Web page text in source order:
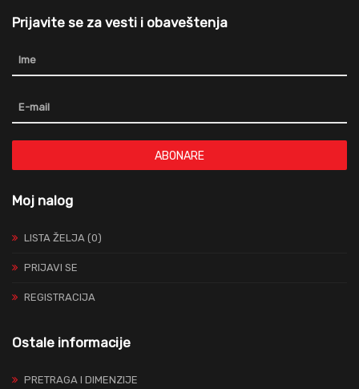
Prijavite se za vesti i obaveštenja
ABONARE
Moj nalog
LISTA ŽELJA (0)
PRIJAVI SE
REGISTRACIJA
Ostale informacije
PRETRAGA I DIMENZIJE